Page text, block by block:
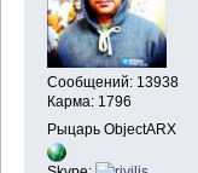
Сообщений: 13938
Карма: 1796
Рыцарь ObjectARX